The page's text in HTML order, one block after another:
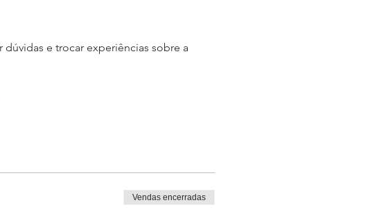
dúvidas e trocar experiências sobre a
Vendas encerradas